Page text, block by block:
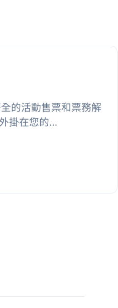
的活動售票和票務解
掛在您的
一個輕量級的外...